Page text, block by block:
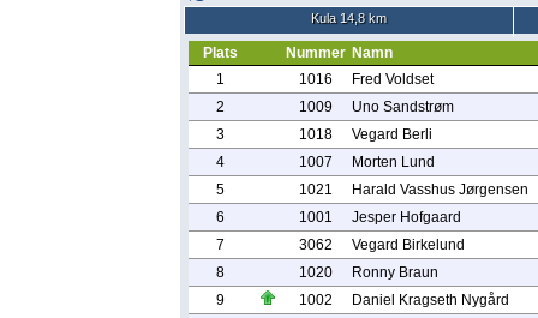
Kula 14,8 km
Plats Nummer Namn
1
1016
Fred Voldset
2
1009
Uno Sandstrøm
3
1018
Vegard Berli
4
1007
Morten Lund
5
1021
Harald Vasshus Jørgensen
6
1001
Jesper Hofgaard
7
3062
Vegard Birkelund
8
1020
Ronny Braun
9
1002
Daniel Kragseth Nygård